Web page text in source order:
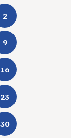
2
9
16
23
30